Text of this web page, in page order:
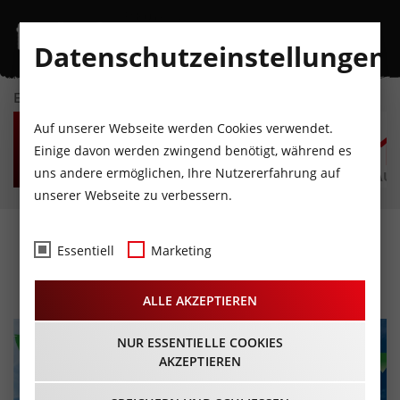
EVENTKALENDER
SA
8
AUGUST
SO
9
AUGUST
MO
10
AUGUST
DI
11
AUGUST
MI
12
AUGUST
King Serli's Familientag
01.09.2026 - Beginn 12:00 Uhr
Datenschutzeinstellungen
Auf unserer Webseite werden Cookies verwendet.
Einige davon werden zwingend benötigt, während es
uns andere ermöglichen, Ihre Nutzererfahrung auf
unserer Webseite zu verbessern.
Essentiell Marketing
ALLE AKZEPTIEREN
NUR ESSENTIELLE COOKIES
AKZEPTIEREN